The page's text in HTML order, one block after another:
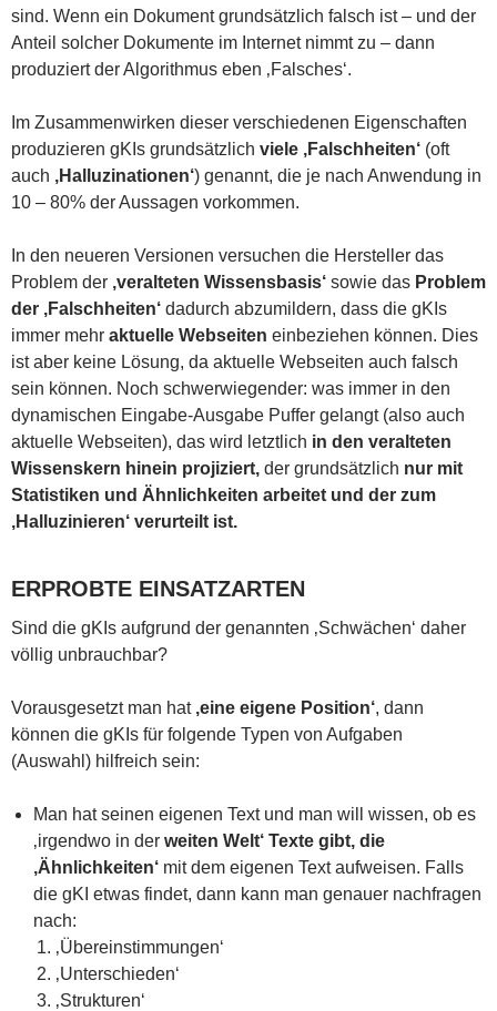
sind. Wenn ein Dokument grundsätzlich falsch ist – und der
Anteil solcher Dokumente im Internet nimmt zu – dann
produziert der Algorithmus eben ‚Falsches‘.
Im Zusammenwirken dieser verschiedenen Eigenschaften
produzieren gKIs grundsätzlich viele ‚Falschheiten‘ (oft
auch ‚Halluzinationen‘) genannt, die je nach Anwendung in
10 – 80% der Aussagen vorkommen.
In den neueren Versionen versuchen die Hersteller das
Problem der ‚veralteten Wissensbasis‘ sowie das Problem
der ‚Falschheiten‘ dadurch abzumildern, dass die gKIs
immer mehr aktuelle Webseiten einbeziehen können. Dies
ist aber keine Lösung, da aktuelle Webseiten auch falsch
sein können. Noch schwerwiegender: was immer in den
dynamischen Eingabe-Ausgabe Puffer gelangt (also auch
aktuelle Webseiten), das wird letztlich in den veralteten
Wissenskern hinein projiziert, der grundsätzlich nur mit
Statistiken und Ähnlichkeiten arbeitet und der zum
‚Halluzinieren‘ verurteilt ist.
ERPROBTE EINSATZARTEN
Sind die gKIs aufgrund der genannten ‚Schwächen‘ daher
völlig unbrauchbar?
Vorausgesetzt man hat ‚eine eigene Position‘, dann
können die gKIs für folgende Typen von Aufgaben
(Auswahl) hilfreich sein:
Man hat seinen eigenen Text und man will wissen, ob es
‚irgendwo in der weiten Welt‘ Texte gibt, die
‚Ähnlichkeiten‘ mit dem eigenen Text aufweisen. Falls
die gKI etwas findet, dann kann man genauer nachfragen
nach:
‚Übereinstimmungen‘
‚Unterschieden‘
‚Strukturen‘